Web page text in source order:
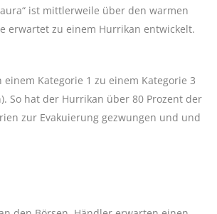
ist mittlerweile über den warmen
erwartet zu einem Hurrikan entwickelt.
Kategorie 1 zu einem Kategorie 3
So hat der Hurrikan über 80 Prozent der
zur Evakuierung gezwungen und und